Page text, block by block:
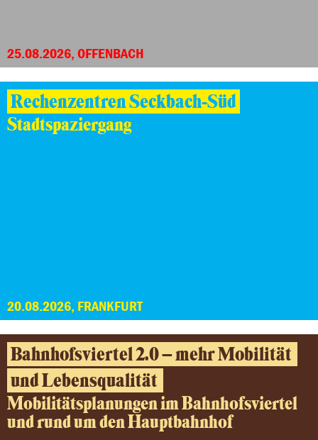
25.08.2026, OFFENBACH
Rechenzentren Seckbach-Süd
Stadtspaziergang
20.08.2026, FRANKFURT
Bahnhofsviertel 2.0 – mehr Mobilität
und Lebensqualität
Mobilitätsplanungen im Bahnhofsviertel
und rund um den Hauptbahnhof